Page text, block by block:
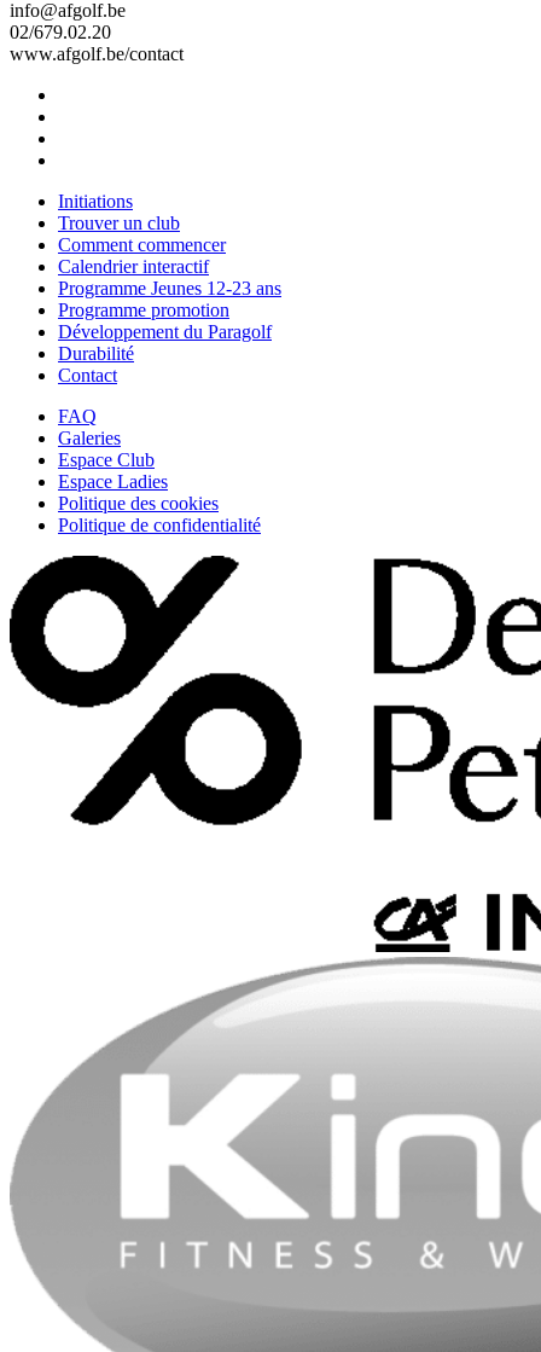
info@afgolf.be
02/679.02.20
www.afgolf.be/contact
Initiations
Trouver un club
Comment commencer
Calendrier interactif
Programme Jeunes 12-23 ans
Programme promotion
Développement du Paragolf
Durabilité
Contact
FAQ
Galeries
Espace Club
Espace Ladies
Politique des cookies
Politique de confidentialité